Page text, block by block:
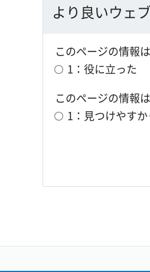
より良いウェ
このページの情報
1：役に立った
このページの情報
1：見つけやす